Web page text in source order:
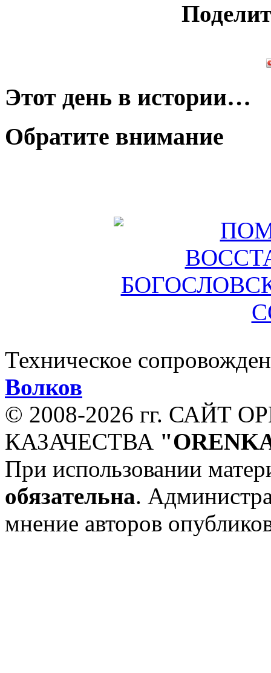
Этот день в истории…
Обратите внимание
Техническое
Волков
© 2008-2026 гг. САЙТ
КАЗАЧЕСТВА
При использовании
обязательна.
мнение авторов